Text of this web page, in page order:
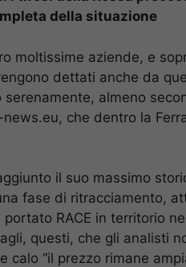
della situazione
moltissime aziende, e
dettati anche da
almeno
che dentro la
il suo massimo
fase di ritracciamento,
RACE in territorio
questi, che gli analisti
calo “il prezzo rimane